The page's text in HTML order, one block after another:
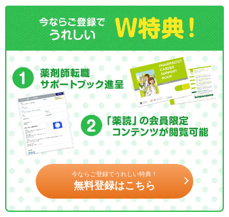
今ならご登録でうれしい特典！
無料登録はこちら